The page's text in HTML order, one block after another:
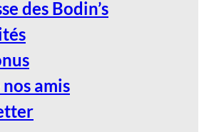
des Bodin’s
amis